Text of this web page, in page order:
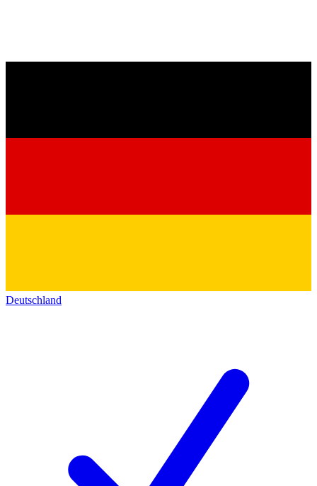
Deutschland